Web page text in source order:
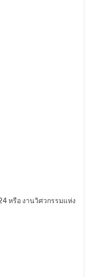
หรือ งานวิศวกรรมแห่ง